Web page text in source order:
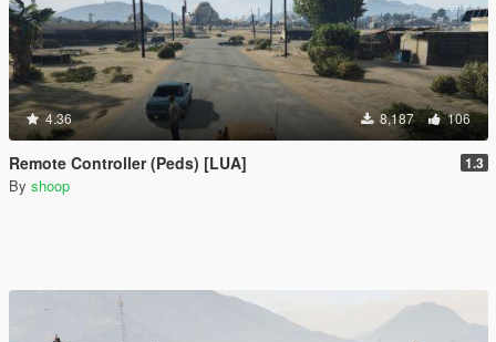
4.36 8,187 106
Remote Controller (Peds) [LUA] 1.3
By shoop